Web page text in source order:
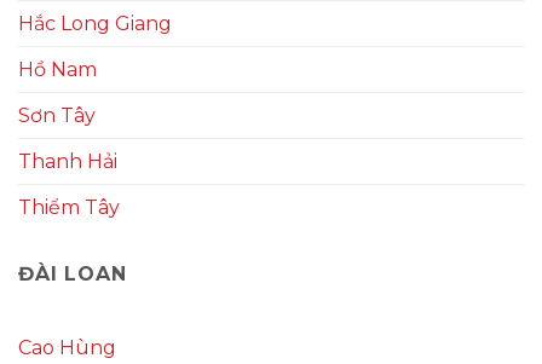
Hắc Long Giang
Hồ Nam
Sơn Tây
Thanh Hải
Thiểm Tây
ĐÀI LOAN
Cao Hùng